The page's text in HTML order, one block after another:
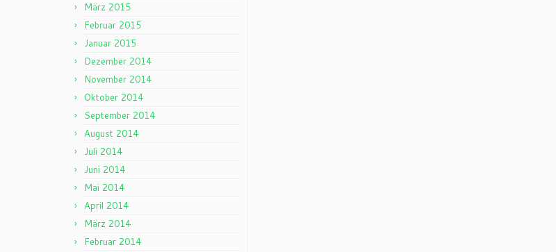
März 2015
Februar 2015
Januar 2015
Dezember 2014
November 2014
Oktober 2014
September 2014
August 2014
Juli 2014
Juni 2014
Mai 2014
April 2014
März 2014
Februar 2014